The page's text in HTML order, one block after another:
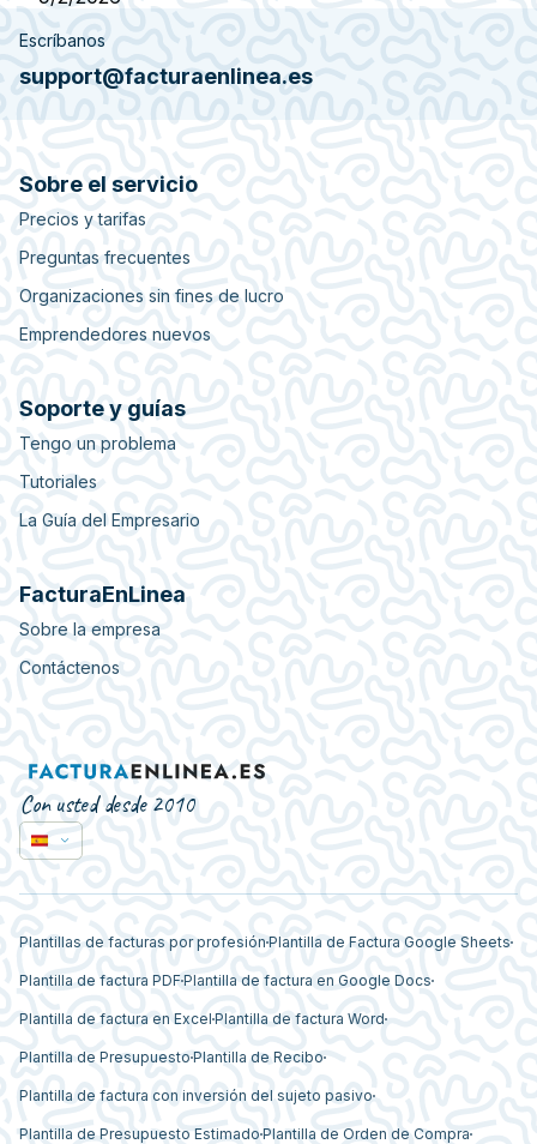
Escríbanos
support@facturaenlinea.es
Sobre el servicio
Precios y tarifas
Preguntas frecuentes
Organizaciones sin fines de lucro
Emprendedores nuevos
Soporte y guías
Tengo un problema
Tutoriales
La Guía del Empresario
FacturaEnLinea
Sobre la empresa
Contáctenos
Con usted desde 2010
Plantillas de facturas por profesión Plantilla de Factura Google Sheets
Plantilla de factura PDF Plantilla de factura en Google Docs
Plantilla de factura en Excel Plantilla de factura Word
Plantilla de Presupuesto Plantilla de Recibo
Plantilla de factura con inversión del sujeto pasivo
Plantilla de Presupuesto Estimado Plantilla de Orden de Compra